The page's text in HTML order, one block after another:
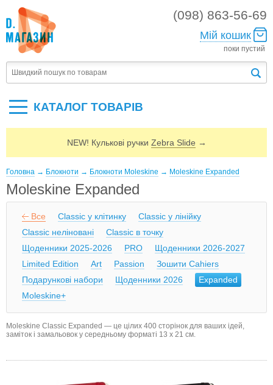
(098) 863-56-69
Мій кошик
поки пустий
КАТАЛОГ ТОВАРIВ
NEW! Кулькові ручки Zebra Slide →
Головна → Блокноти → Блокноти Moleskine → Moleskine Expanded
Moleskine Expanded
Все Classic у клітинку
Classic у лінійку
Classic неліновані
Classic в точку
Щоденники 2025-2026
PRO
Щоденники 2026-2027
Limited Edition
Art Passion
Зошити Cahiers
Подарункові набори
Щоденники 2026
Expanded
Moleskine+
Moleskine Classic Expanded — це цілих 400 сторінок для ваших ідей,
заміток і замальовок у середньому форматі 13 x 21 см.